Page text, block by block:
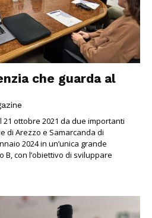
che guarda al
21 ottobre 2021 da due importanti
di Arezzo e Samarcanda di
2024 in un’unica grande
B, con l’obiettivo di sviluppare